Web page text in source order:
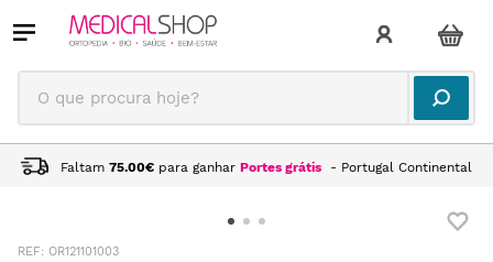
O que procura hoje?
Faltam 75.00€ para ganhar Portes grátis - Portugal Continental
: OR121101003